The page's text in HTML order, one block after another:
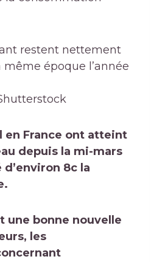
restent nettement
même époque l’année
en France ont atteint
depuis la mi-mars
8c la
une bonne nouvelle
les